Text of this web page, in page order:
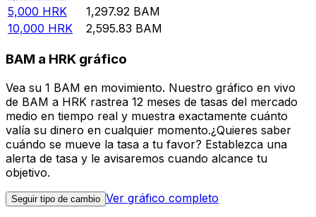
5,000 HRK 1,297.92 BAM
10,000 HRK 2,595.83 BAM
BAM a HRK gráfico
Vea su 1 BAM en movimiento. Nuestro gráfico en vivo
de BAM a HRK rastrea 12 meses de tasas del mercado
medio en tiempo real y muestra exactamente cuánto
valía su dinero en cualquier momento.¿Quieres saber
cuándo se mueve la tasa a tu favor? Establezca una
alerta de tasa y le avisaremos cuando alcance tu
objetivo.
Seguir tipo de cambio Ver gráfico completo